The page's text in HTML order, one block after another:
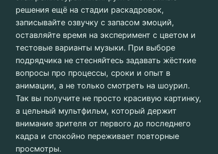
решения ещё на стадии раскадровок,
записывайте озвучку с запасом эмоций,
оставляйте время на эксперимент с цветом и
тестовые варианты музыки. При выборе
подрядчика не стесняйтесь задавать жёсткие
вопросы про процессы, сроки и опыт в
анимации, а не только смотреть на шоурил.
Так вы получите не просто красивую картинку,
а цельный мультфильм, который держит
внимание зрителя от первого до последнего
кадра и спокойно переживает повторные
просмотры.